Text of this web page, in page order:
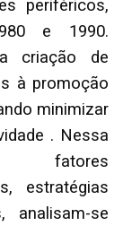
periféricos,
e 1990.
criação de
à promoção
minimizar
. Nessa
fatores
estratégias
analisam-se